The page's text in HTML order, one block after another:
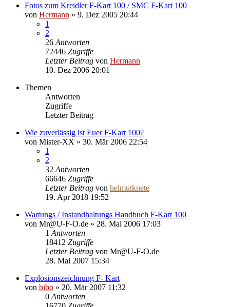
Fotos zum Kreidler F-Kart 100 / SMC F-Kart 100
von Hermann » 9. Dez 2005 20:44
1
2
26 Antworten
72446 Zugriffe
Letzter Beitrag von Hermann
10. Dez 2006 20:01
Themen
Antworten
Zugriffe
Letzter Beitrag
Wie zuverlässig ist Euer F-Kart 100?
von Mister-XX » 30. Mär 2006 22:54
1
2
32 Antworten
66646 Zugriffe
Letzter Beitrag von helmutknete
19. Apr 2018 19:52
Wartungs / Instandhaltungs Handbuch F-Kart 100
von Mr@U-F-O.de » 28. Mai 2006 17:03
1 Antworten
18412 Zugriffe
Letzter Beitrag von Mr@U-F-O.de
28. Mai 2007 15:34
Explosionszeichnung F- Kart
von bibo » 20. Mär 2007 11:32
0 Antworten